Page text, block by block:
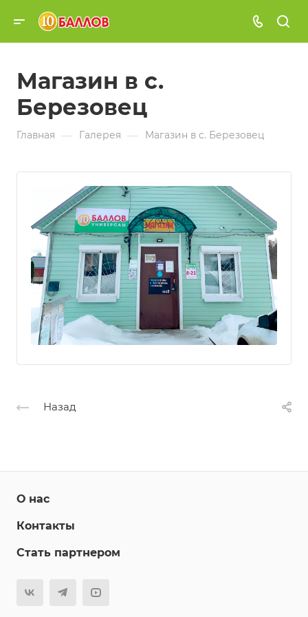
Магазин в с.
Березовец
Главная — Галерея — Магазин в с. Березовец
Назад
О нас
Контакты
Стать партнером